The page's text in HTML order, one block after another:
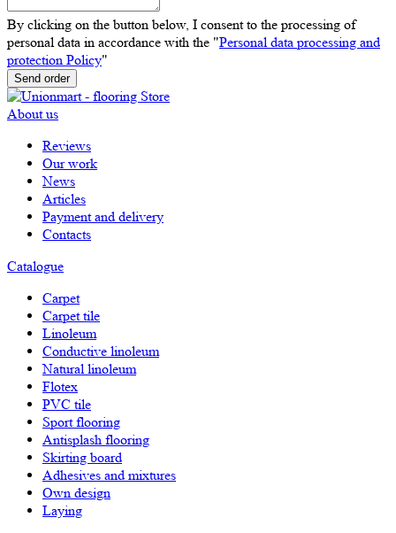
By clicking on the button below, I consent to the processing of
personal data in accordance with the "Personal data processing and
protection Policy"
Send order
About us
Reviews
Our work
News
Articles
Payment and delivery
Contacts
Catalogue
Carpet
Carpet tile
Linoleum
Сonductive linoleum
Natural linoleum
Flotex
PVC tile
Sport flooring
Antisplash flooring
Skirting board
Adhesives and mixtures
Own design
Laying